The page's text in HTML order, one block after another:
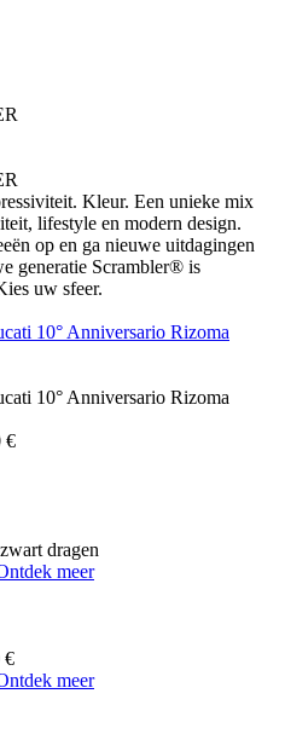
Kleur. Een unieke mix
lifestyle en modern design.
op en ga nieuwe uitdagingen
generatie Scrambler® is
uw sfeer.
10° Anniversario Rizoma
10° Anniversario Rizoma
€
dragen
meer
€
meer